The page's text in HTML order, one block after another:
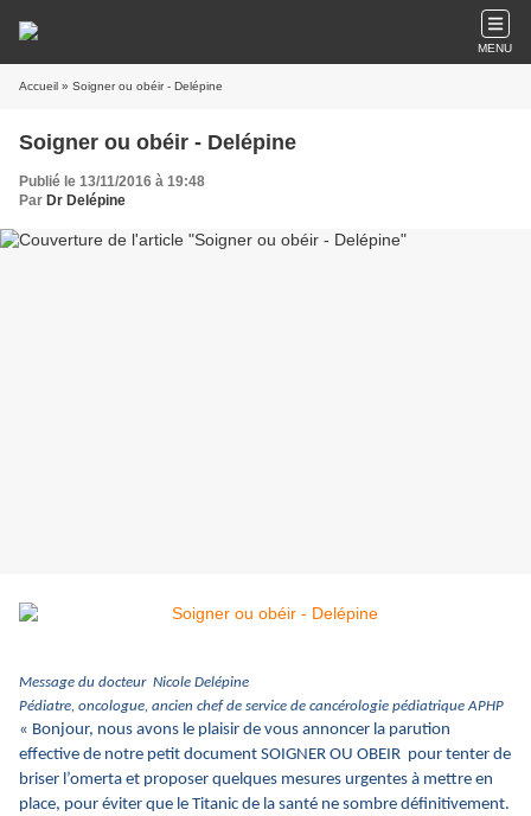
MENU
Accueil » Soigner ou obéir - Delépine
Soigner ou obéir - Delépine
Publié le 13/11/2016 à 19:48
Par Dr Delépine
Message du docteur Nicole Delépine
Pédiatre, oncologue, ancien chef de service de cancérologie pédiatrique APHP
« Bonjour, nous avons le plaisir de vous annoncer la parution
effective de notre petit document SOIGNER OU OBEIR pour tenter de
briser l’omerta et proposer quelques mesures urgentes à mettre en
place, pour éviter que le Titanic de la santé ne sombre définitivement.